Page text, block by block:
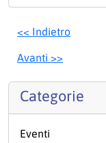
<< Indietro
Avanti >>
Categorie
Eventi